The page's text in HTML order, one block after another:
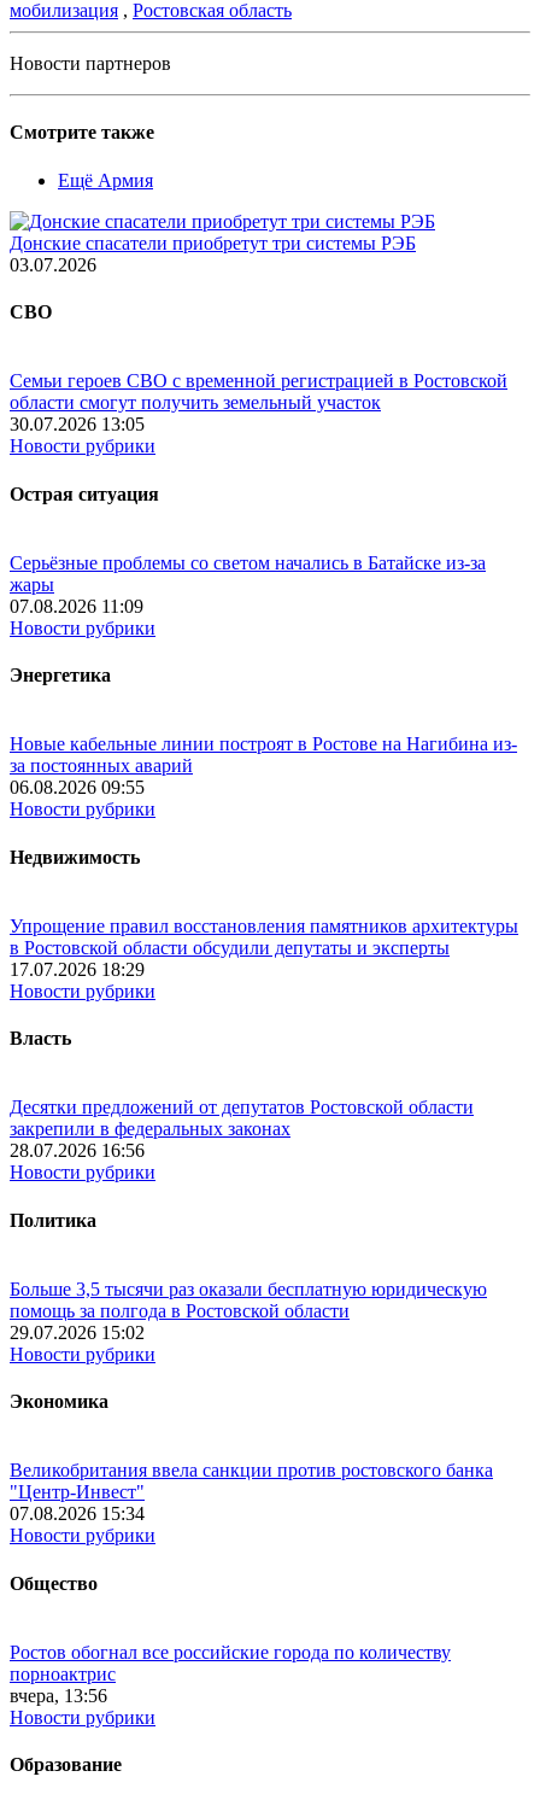
мобилизация , Ростовская область
Новости партнеров
Смотрите также
Ещё Армия
Донские спасатели приобретут три системы РЭБ
03.07.2026
СВО
Семьи героев СВО с временной регистрацией в Ростовской
области смогут получить земельный участок
30.07.2026 13:05
Новости рубрики
Острая ситуация
Серьёзные проблемы со светом начались в Батайске из-за
жары
07.08.2026 11:09
Новости рубрики
Энергетика
Новые кабельные линии построят в Ростове на Нагибина из-
за постоянных аварий
06.08.2026 09:55
Новости рубрики
Недвижимость
Упрощение правил восстановления памятников архитектуры
в Ростовской области обсудили депутаты и эксперты
17.07.2026 18:29
Новости рубрики
Власть
Десятки предложений от депутатов Ростовской области
закрепили в федеральных законах
28.07.2026 16:56
Новости рубрики
Политика
Больше 3,5 тысячи раз оказали бесплатную юридическую
помощь за полгода в Ростовской области
29.07.2026 15:02
Новости рубрики
Экономика
Великобритания ввела санкции против ростовского банка
"Центр-Инвест"
07.08.2026 15:34
Новости рубрики
Общество
Ростов обогнал все российские города по количеству
порноактрис
вчера, 13:56
Новости рубрики
Образование